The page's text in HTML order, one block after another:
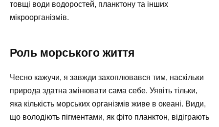
товщі води водоростей, планктону та інших
мікроорганізмів.
Роль морського життя
Чесно кажучи, я завжди захоплювався тим, наскільки
природа здатна змінювати сама себе. Уявіть тільки,
яка кількість морських організмів живе в океані. Види,
що володіють пігментами, як фіто планктон, відіграють